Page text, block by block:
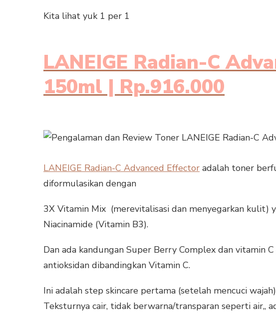
Kita lihat yuk 1 per 1
LANEIGE Radian-C
150ml | Rp.916.000
LANEIGE Radian-C Advanced Effector adalah toner
diformulasikan dengan
3X Vitamin Mix (merevitalisasi dan menyegarkan kulit)
Niacinamide (Vitamin B3).
Dan ada kandungan Super Berry Complex dan vitamin
antioksidan dibandingkan Vitamin C.
Ini adalah step skincare pertama (setelah mencuci
Teksturnya cair, tidak berwarna/transparan seperti air,,